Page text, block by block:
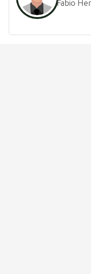
Fabio